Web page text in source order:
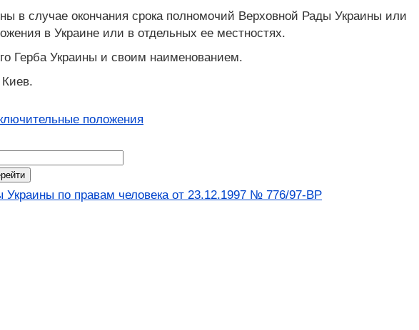
в случае окончания срока полномочий Верховной Рады Украины или
в Украине или в отдельных ее местностях.
Герба Украины и своим наименованием.
положения
по правам человека от 23.12.1997 № 776/97-ВР